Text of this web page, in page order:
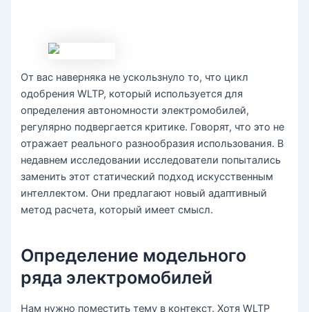
От вас наверняка не ускользнуло то, что цикл
одобрения WLTP, который используется для
определения автономности электромобилей,
регулярно подвергается критике. Говорят, что это не
отражает реального разнообразия использования. В
недавнем исследовании исследователи попытались
заменить этот статический подход искусственным
интеллектом. Они предлагают новый адаптивный
метод расчета, который имеет смысл.
Определение модельного
ряда электромобилей
Нам нужно поместить тему в контекст. Хотя WLTP